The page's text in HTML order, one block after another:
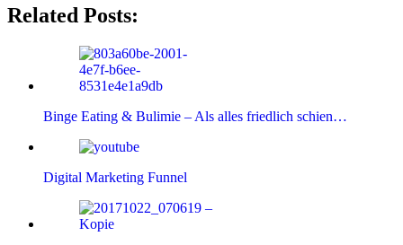
Related Posts:
Binge Eating & Bulimie – Als alles friedlich schien…
Digital Marketing Funnel